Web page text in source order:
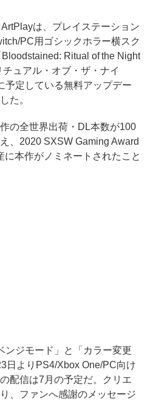
は、プレイステーション
PC用ゴシックホラー横スク
Ritual of the Night
ュアル・オブ・ザ・ナイ
予定している無料アップデー
た。
の全世界出荷・DL本数が100
、2020 SXSW Gaming Award
本作がノミネートされたこと
ジモード」と「カラー変更
日よりPS4/Xbox One/PC向け
配信は7月の予定だ。クリエ
、ファンへ感謝のメッセージ